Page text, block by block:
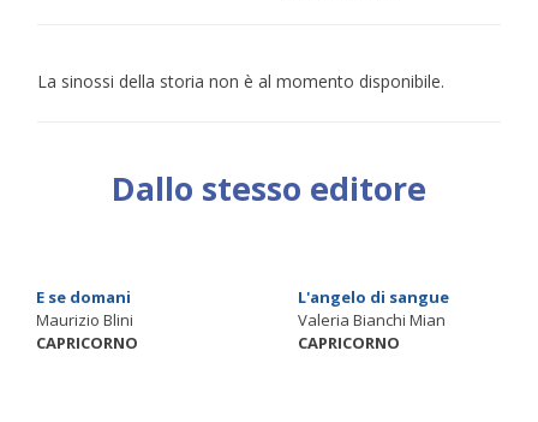
La sinossi della storia non è al momento disponibile.
Dallo stesso editore
E se domani
Maurizio Blini
CAPRICORNO
L'angelo di sangue
Valeria Bianchi Mian
CAPRICORNO